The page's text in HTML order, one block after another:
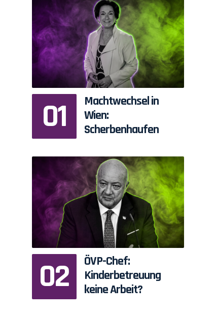
Machtwechsel in
Wien:
Scherbenhaufen
ÖVP-Chef:
Kinderbetreuung
keine Arbeit?